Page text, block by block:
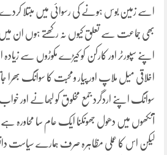
اسے زمین بوس ہونے کی رسوائی میں مبتلا
بھی جماعت سے تعلق کیوں نہ رکھتے ہوں ان
اپنے سپورٹر اور کارکن کو کیڑے مکوڑوں سے
اخلاقی میل ملاپ اور پیار ومحبت کا سوانگ بھرا
سوانگ اپنے اردگرد جمع مخلوق کو لبھانے اور
آنکھوں میں دھول جھونکنا ایک عام سا
لیکن اس کا عملی مظاہرہ صرف ہمارے سیاست